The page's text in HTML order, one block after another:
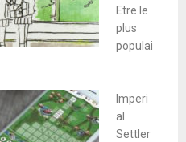
Etre le
plus
populai
Imperi
al
Settler